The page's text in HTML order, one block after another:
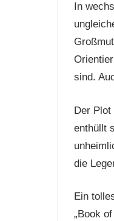
In
sind.
Der Plot
enthüllt
die
Ein
„Book